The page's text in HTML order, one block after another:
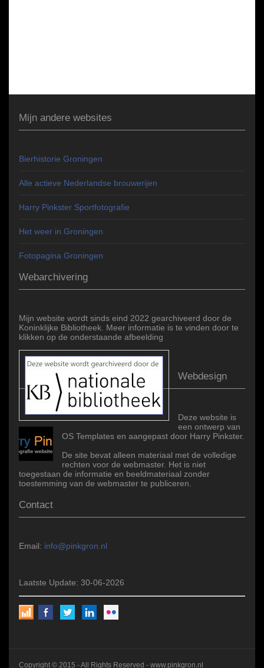
Mijn andere websites
Bierhistorie Groningen
Alle actieve Nederlandse brouwerijen
Harry Pinkster Sportfotografie
Het weer in Groningen
Fotopagina Groningen
Webarchivering
Mijn website wordt sinds eind 2022 gearchiveerd door de
Koninklijke Bibliotheek. Meer informatie is te vinden door te
klikken op de onderstaande afbeelding
Webdesign
Deze website is
een ontwerp van
OS Templates en aangepast door Harry Pinkster.
De site bevat alleen materiaal met de volledige
rechten voor de webmaster. Het is niet
toegestaan de informatie en beeldmateriaal zonder
toestemming van de webmaster te publiceren.
Contact
Email: info@pinkgron.nl
Laatste Update: 30-06-2026
Copyright © 2015 - All Rights Reserved -www.pinkgron.nl